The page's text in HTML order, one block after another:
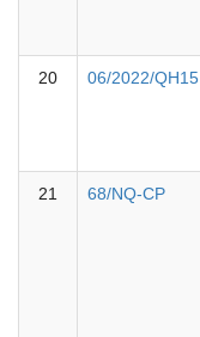
20 06/2022/QH15
21 68/NQ-CP